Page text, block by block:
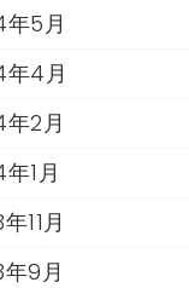
5月
4月
2月
1月
11月
9月